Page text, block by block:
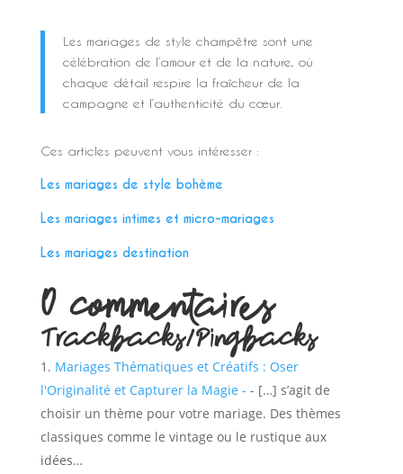
Les mariages de style champêtre sont une
célébration de l’amour et de la nature, où
chaque détail respire la fraîcheur de la
campagne et l’authenticité du cœur.
Ces articles peuvent vous intéresser :
Les mariages de style bohème
Les mariages intimes et micro-mariages
Les mariages destination
0 commentaires
Trackbacks/Pingbacks
Mariages Thématiques et Créatifs : Oser
l'Originalité et Capturer la Magie - - […] s’agit de
choisir un thème pour votre mariage. Des thèmes
classiques comme le vintage ou le rustique aux
idées…